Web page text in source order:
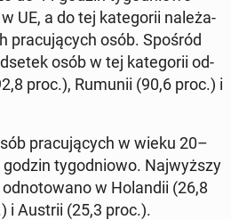
UE, a do tej ka­te­go­rii na­le­ża­
pra­cu­ją­cych osób. Spośród
osób w tej ka­te­go­rii od­
proc.), Rumunii (90,6 proc.) i
pra­cu­ją­cych w wieku 20–
godzin ty­go­dnio­wo. Naj­wyż­szy
w Ho­lan­dii (26,8
i Austrii (25,3 proc.).